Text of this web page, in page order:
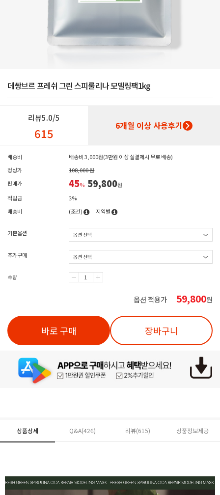
데쌍브르 프레쉬 그린 스피룰리나 모델링팩1kg
리뷰5.0/5
615 6개월 이상 사용후기
배송비
배송비 3,000원(3만원 이상 실결제시 무료 배송)
정상가
108,000 원
판매가
45% 59,800원
적립금
3%
배송비
(조건) 지역별
기본옵션
추가구매
수량
옵션 적용가 59,800원
바로 구매 장바구니
상품상세 Q&A(426) 리뷰(615) 상품정보제공